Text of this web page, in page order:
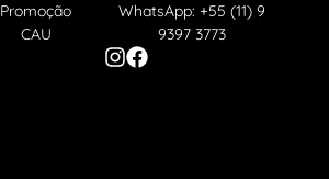
Promoção
CAU
WhatsApp: +55 (11) 9
9397 3773